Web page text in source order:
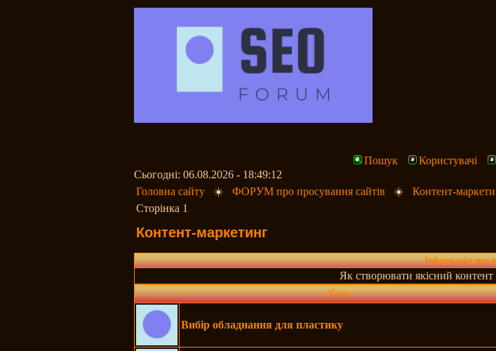
Пошук Користувачі
Сьогодні: 06.08.2026 - 18:49:12
Головна сайту
☀️ФОРУМ про просування сайтів ☀️Контент-
Сторінка 1
Контент-маркетинг
Інформація про
Як створювати якісний контент
Тема
Вибір обладнання для пластику